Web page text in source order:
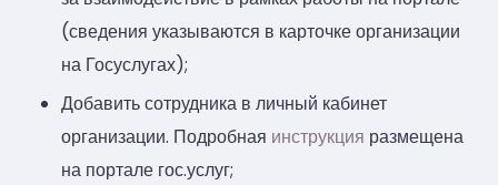
(сведения указываются в карточке организации
на Госуслугах);
Добавить сотрудника в личный кабинет
организации. Подробная инструкция размещена
на портале гос.услуг;